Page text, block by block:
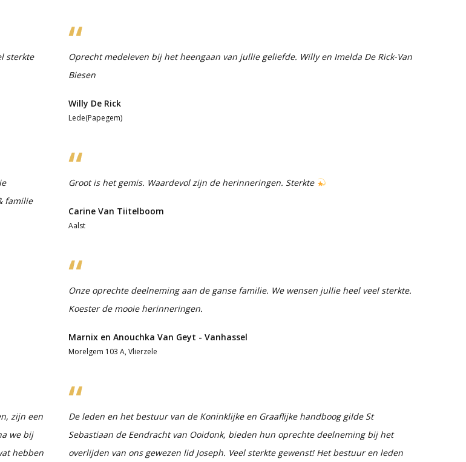
sterkte
Oprecht medeleven bij het heengaan van jullie geliefde. Willy en Imelda De Rick-Van
Biesen
Willy De Rick
Lede(Papegem)
familie
Groot is het gemis. Waardevol zijn de herinneringen. Sterkte
Carine Van Tiitelboom
Aalst
Onze oprechte deelneming aan de ganse familie. We wensen jullie heel veel sterkte.
Koester de mooie herinneringen.
Marnix en Anouchka Van Geyt - Vanhassel
Morelgem 103 A, Vlierzele
zijn een
we bij
hebben
De leden en het bestuur van de Koninklijke en Graaflijke handboog gilde St
Sebastiaan de Eendracht van Ooidonk, bieden hun oprechte deelneming bij het
overlijden van ons gewezen lid Joseph. Veel sterkte gewenst! Het bestuur en leden